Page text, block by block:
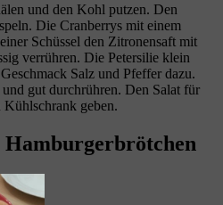
und den Kohl putzen. Den
Die Cranberrys mit einem
Schüssel den Zitronensaft mit
verrühren. Die Petersilie klein
Salz und Pfeffer dazu.
gut durchrühren. Den Salat für
Kühlschrank geben.
Hamburgerbrötchen